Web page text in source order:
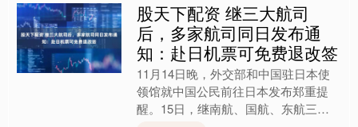
股天下配资 继三大航司
后，多家航司同日发布通
知：赴日机票可免费退改签
11月14日晚，外交部和中国驻日本使
领馆就中国公民前往日本发布郑重提
醒。15日，继南航、国航、东航三大